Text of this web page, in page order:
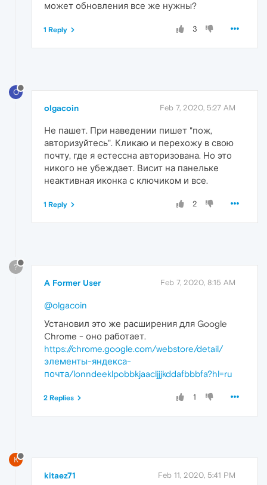
может обновления все же нужны?
3
1 Reply
O
olgacoin Feb 7, 2020, 5:27 AM
Не пашет. При наведении пишет "пож,
авторизуйтесь". Кликаю и перехожу в свою
почту, где я естессна авторизована. Но это
никого не убеждает. Висит на панельке
неактивная иконка с ключиком и все.
2
1 Reply
?
A Former User Feb 7, 2020, 8:15 AM
@olgacoin
Установил это же расширения для Google
Chrome - оно работает.
https://chrome.google.com/webstore/detail/
элементы-яндекса-
почта/lonndeeklpobbkjaacljjjkddafbbbfa?hl=ru
1
2 Replies
K
kitaez71 Feb 11, 2020, 5:41 PM